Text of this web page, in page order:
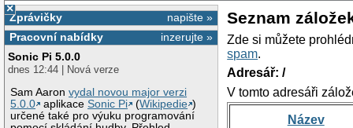
×
napište »
Zprávičky
inzerujte »
Pracovní nabídky
Sonic Pi 5.0.0
dnes 12:44 | Nová verze
Sam Aaronvydal novou major verzi
5.0.0
aplikaceSonic Pi (Wikipedie )
určené také pro výuku programování
Seznam
Zde si můžete
spam.
Adresář: /
V tomto adresáři
Název